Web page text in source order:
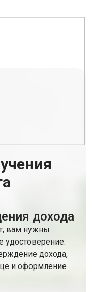
дохода
вам нужны
удостоверение.
дохода,
и оформление